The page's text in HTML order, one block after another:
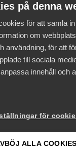
du tillgång till
in
på denna
för att samla
om
användning, för att
till sociala
innehåll och
för
ALLA COOKIES